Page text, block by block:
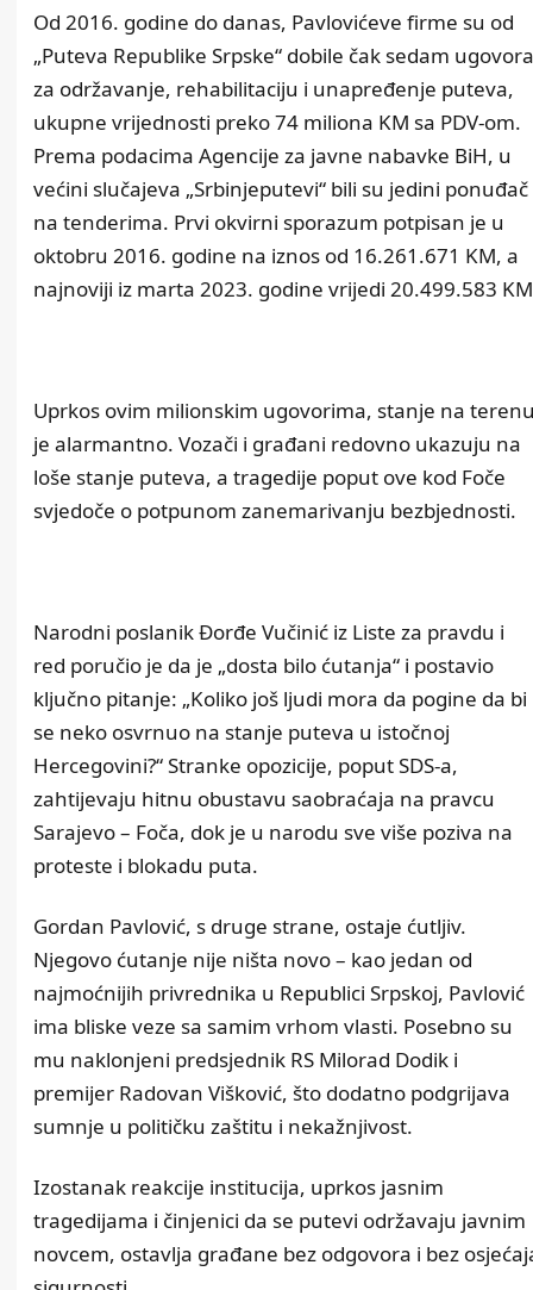
Od 2016. godine do danas, Pavlovićeve firme su od
„Puteva Republike Srpske“ dobile čak sedam ugovora
za održavanje, rehabilitaciju i unapređenje puteva,
ukupne vrijednosti preko 74 miliona KM sa PDV-om.
Prema podacima Agencije za javne nabavke BiH, u
većini slučajeva „Srbinjeputevi“ bili su jedini ponuđač
na tenderima. Prvi okvirni sporazum potpisan je u
oktobru 2016. godine na iznos od 16.261.671 KM, a
najnoviji iz marta 2023. godine vrijedi 20.499.583
Uprkos ovim milionskim ugovorima, stanje na
je alarmantno. Vozači i građani redovno ukazuju na
loše stanje puteva, a tragedije poput ove kod Foče
svjedoče o potpunom zanemarivanju bezbjednosti.
Narodni poslanik Đorđe Vučinić iz Liste za pravdu i
red poručio je da je „dosta bilo ćutanja“ i postavio
ključno pitanje: „Koliko još ljudi mora da pogine da bi
se neko osvrnuo na stanje puteva u istočnoj
Hercegovini?“ Stranke opozicije, poput SDS-a,
zahtijevaju hitnu obustavu saobraćaja na pravcu
Sarajevo – Foča, dok je u narodu sve više poziva na
proteste i blokadu puta.
Gordan Pavlović, s druge strane, ostaje ćutljiv.
Njegovo ćutanje nije ništa novo – kao jedan od
najmoćnijih privrednika u Republici Srpskoj, Pavlović
ima bliske veze sa samim vrhom vlasti. Posebno su
mu naklonjeni predsjednik RS Milorad Dodik i
premijer Radovan Višković, što dodatno podgrijava
sumnje u političku zaštitu i nekažnjivost.
Izostanak reakcije institucija, uprkos jasnim
tragedijama i činjenici da se putevi održavaju javnim
novcem, ostavlja građane bez odgovora i bez